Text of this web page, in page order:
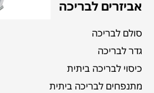
אביזרים לבריכה
סולם לבריכה
גדר לבריכה
כיסוי לבריכה ביתית
מתנפחים לבריכה ביתית